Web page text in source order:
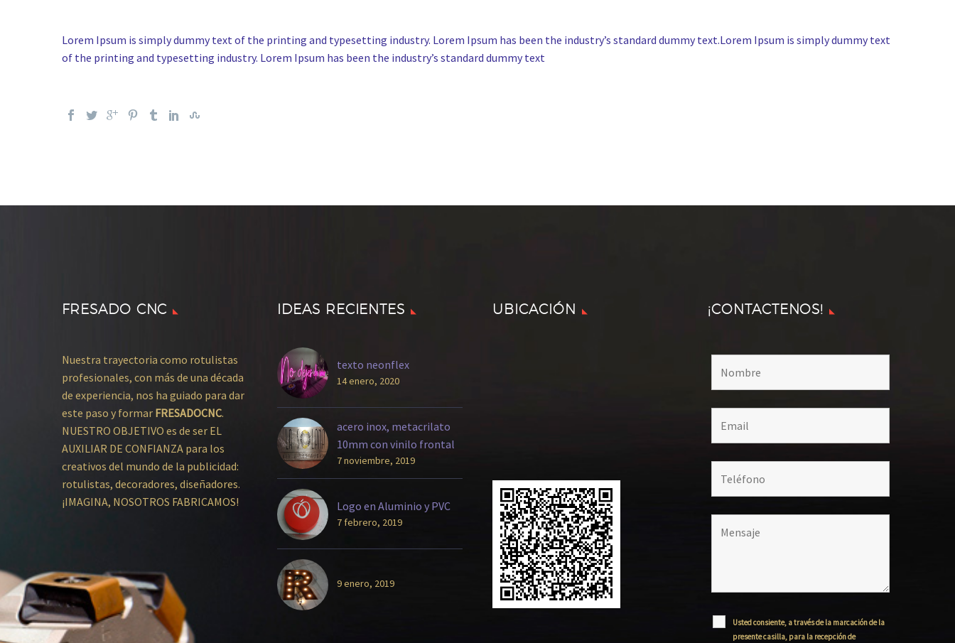
Lorem Ipsum is simply dummy text of the printing and typesetting industry. Lorem Ipsum has been the industry’s standard dummy text.Lorem Ipsum is simply dummy text
of the printing and typesetting industry. Lorem Ipsum has been the industry’s standard dummy text
FRESADO CNC
Nuestra trayectoria como rotulistas
profesionales, con más de una década
de experiencia, nos ha guiado para dar
este paso y formar FRESADOCNC.
NUESTRO OBJETIVO es de ser EL
AUXILIAR DE CONFIANZA para los
creativos del mundo de la publicidad:
rotulistas, decoradores, diseñadores.
¡IMAGINA, NOSOTROS FABRICAMOS!
IDEAS RECIENTES
texto neonflex
14 enero, 2020
acero inox, metacrilato
10mm con vinilo frontal
7 noviembre, 2019
Logo en Aluminio y PVC
7 febrero, 2019
9 enero, 2019
UBICACIÓN ¡CONTACTENOS!
Usted consiente, a través de la marcación de la
presente casilla, para la recepción de